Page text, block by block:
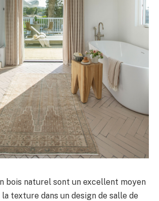
bois naturel sont un excellent moyen
texture dans un design de salle de